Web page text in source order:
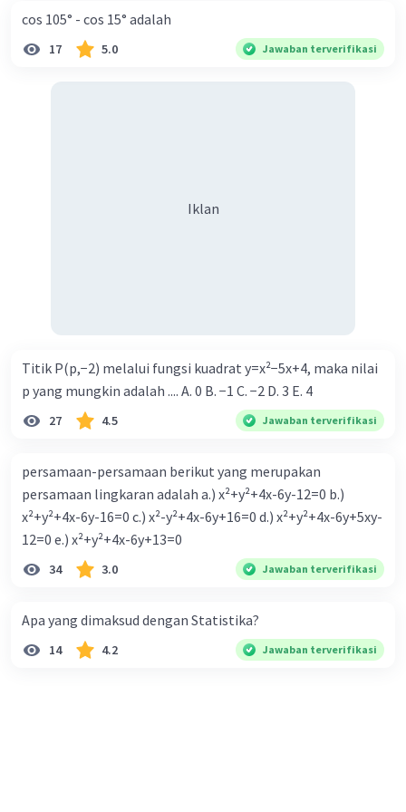
periode 4
cos 105° - cos 15° adalah
17 5.0 Jawaban terverifikasi
Iklan
Titik P(p,−2) melalui fungsi kuadrat y=x²−5x+4, maka nilai
p yang mungkin adalah .... A. 0 B. −1 C. −2 D. 3 E. 4
27 4.5 Jawaban terverifikasi
persamaan-persamaan berikut yang merupakan
persamaan lingkaran adalah a.) x²+y²+4x-6y-12=0 b.)
x²+y²+4x-6y-16=0 c.) x²-y²+4x-6y+16=0 d.) x²+y²+4x-6y+5xy-
12=0 e.) x²+y²+4x-6y+13=0
34 3.0 Jawaban terverifikasi
Apa yang dimaksud dengan Statistika?
14 4.2 Jawaban terverifikasi